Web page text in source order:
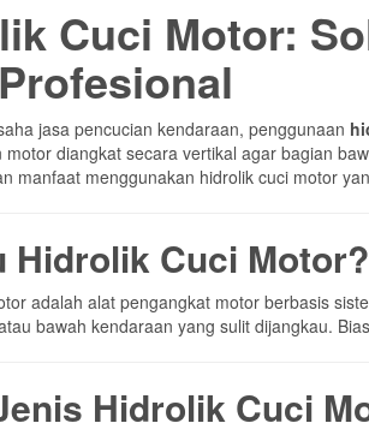
Cuci Motor:
jasa pencucian kendaraan, penggunaan
motor diangkat secara vertikal agar bagian
manfaat menggunakan hidrolik cuci motor
Hidrolik Cuci Motor?
adalah alat pengangkat motor berbasis
bawah kendaraan yang sulit dijangkau.
Hidrolik Cuci